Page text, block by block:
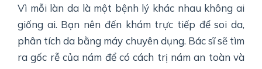
Vì mỗi làn da là một bệnh lý khác nhau không ai
giống ai. Bạn nên đến khám trực tiếp để soi da,
phân tích da bằng máy chuyên dụng. Bác sĩ sẽ tìm
ra gốc rễ của nám để có cách trị nám an toàn và